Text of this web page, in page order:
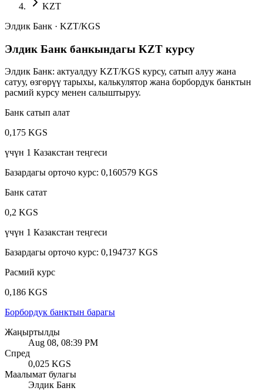
KZT
Элдик Банк · KZT/KGS
Элдик Банк банкындагы KZT курсу
Элдик Банк: актуалдуу KZT/KGS курсу, сатып алуу жана
сатуу, өзгөрүү тарыхы, калькулятор жана борбордук банктын
расмий курсу менен салыштыруу.
Банк сатып алат
0,175 KGS
үчүн 1 Казакстан теңгеси
Базардагы орточо курс: 0,160579 KGS
Банк сатат
0,2 KGS
үчүн 1 Казакстан теңгеси
Базардагы орточо курс: 0,194737 KGS
Расмий курс
0,186 KGS
Борбордук банктын барагы
Жаңыртылды
Aug 08, 08:39 PM
Спред
0,025 KGS
Маалымат булагы
Элдик Банк